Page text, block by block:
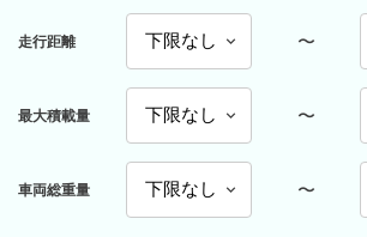
走行距離 〜
最大積載量 〜
車両総重量 〜